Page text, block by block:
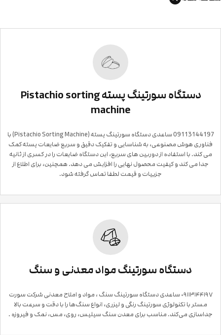
دستگاه سورتینگ پسته Pistachio sorting
machine
09113144197 ساعدی دستگاه سورتینگ پسته (Pistachio Sorting Machine) با
فناوری هوش مصنوعی، به شناسایی و تفکیک دقیق و سریع ضایعات پسته کمک
می کند. با استفاده از دوربین‌ های سریع، این دستگاه ضایعات را در کسری از ثانیه
جدا می‌ کند و کیفیت محصول نهایی را افزایش می‌ دهد. همچنین، برای اطلاع از
جزییات و قیمت لطفا تماس گرفته شود.
دستگاه سورتینگ مواد معدنی و سنگ
۰۹۱۱۳۱۴۴۱۹۷ ساعدی دستگاه سورتینگ سنگ ، مواد و املاح معدنی شرکت سورت
مستر با تکنولوژی سورتینگ رنگی و لیزری، انواع سنگ‌ها را با دقت و سرعت بالا
جداسازی می‌کند. مناسب برای معدن سنگ سیلیس، روی، مس، نمک و فیروزه .